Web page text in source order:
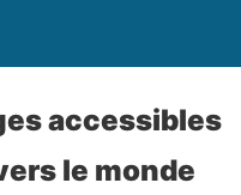
accessibles
le monde